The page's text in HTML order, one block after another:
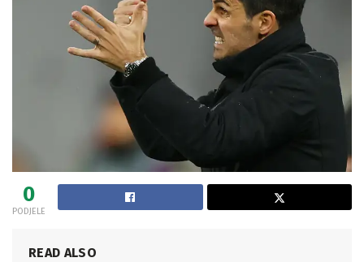
0
PODJELE
READ ALSO